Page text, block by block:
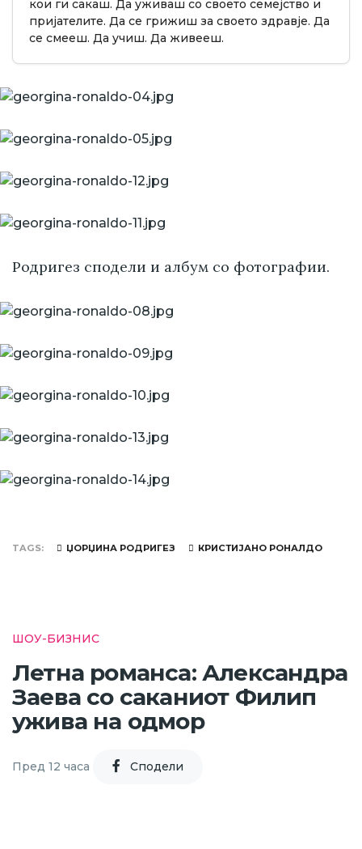
кои ги сакаш. Да уживаш со своето семејство и
пријателите. Да се грижиш за своето здравје. Да
се смееш. Да учиш. Да живееш.
Родригез сподели и албум со фотографии.
TAGS ЏОРЏИНА РОДРИГЕЗ КРИСТИЈАНО РОНАЛДО
ШОУ-БИЗНИС
Летна романса: Александра
Заева со саканиот Филип
ужива на одмор
Пред 12 часа Cподели